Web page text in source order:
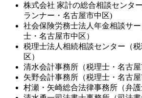
株式会社 家計の総合相談センタ
ランナー・名古屋市中区)
社会保険労務士法人年金相談サ
士・名古屋市中区）
税理士法人相続相談センター（
区）
清水会計事務所（税理士・名古屋
矢野会計事務所（税理士・名古屋
村瀬・矢崎総合法律事務所（弁護